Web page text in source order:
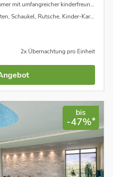
kinderfreundlicher Ausstattung
riesige Softplayanlage mit Bällebad, Bummelzugfahren, Go-Karts uvm.
2x Übernachtung pro Einheit
bis
-47%*